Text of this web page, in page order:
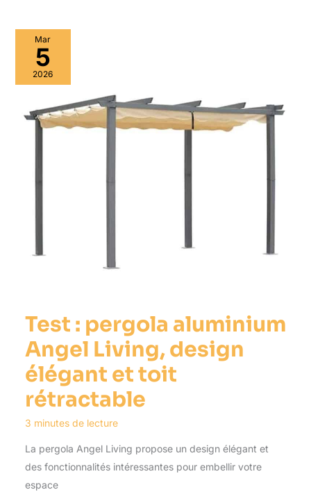
Mar
5
2026
Test : pergola aluminium
Angel Living, design
élégant et toit
rétractable
3 minutes de lecture
La pergola Angel Living propose un design élégant et
des fonctionnalités intéressantes pour embellir votre
espace